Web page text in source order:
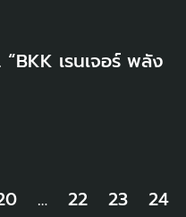
เรนเจอร์ พลัง
… 22 23 24